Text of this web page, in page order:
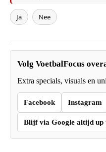
Ja Nee
Volg VoetbalFocus
Extra specials, visuals en
Facebook Instagram
Blijf via Google altijd up